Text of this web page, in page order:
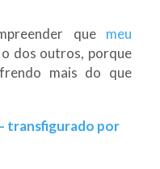
que meu
dos outros, porque
mais do que
transfigurado por